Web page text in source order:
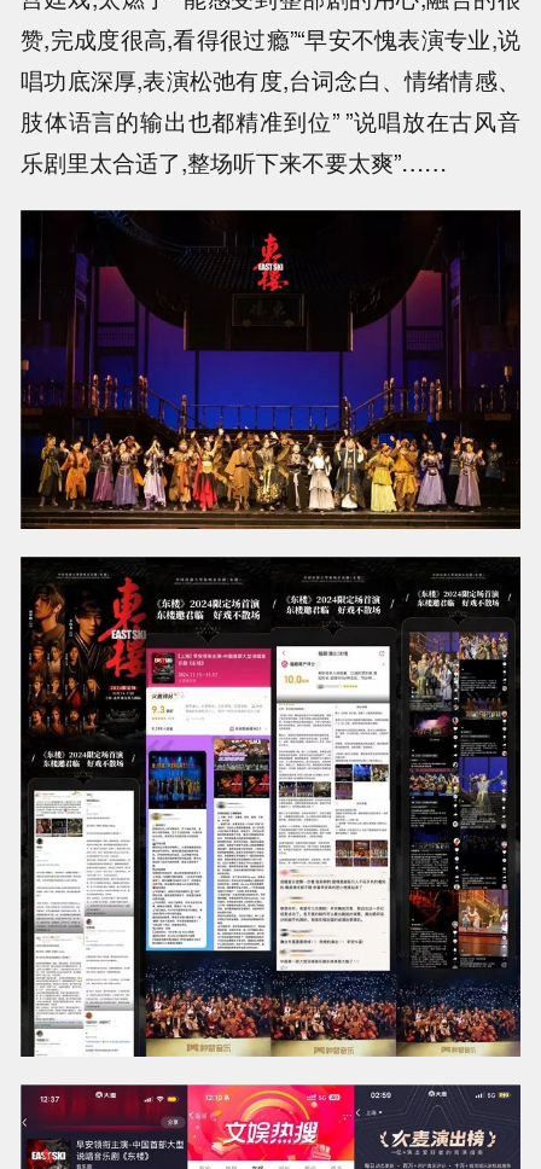
赞,完成度很高,看得很过瘾”“早安不愧表演专业,说
唱功底深厚,表演松弛有度,台词念白、情绪情感、
肢体语言的输出也都精准到位” ”说唱放在古风音
乐剧里太合适了,整场听下来不要太爽”……